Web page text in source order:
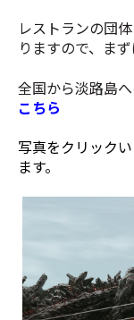
レストランの団
りますので、ま
全国から淡路島
こちら
写真をクリック
ます。